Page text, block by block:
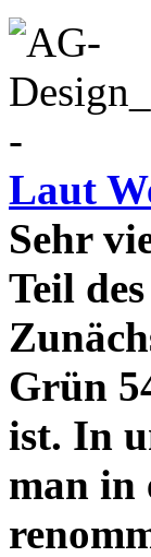
-
Laut
Sehr
Teil
Grün
ist. In
man in